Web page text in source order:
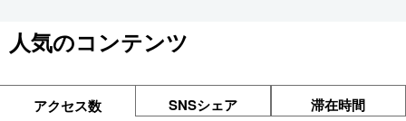
人気のコンテンツ
アクセス数 SNSシェア 滞在時間